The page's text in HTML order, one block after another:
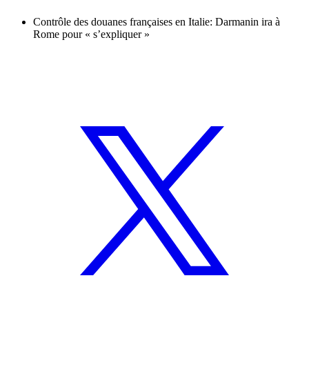
Contrôle des douanes françaises en Italie: Darmanin ira à
Rome pour « s’expliquer »